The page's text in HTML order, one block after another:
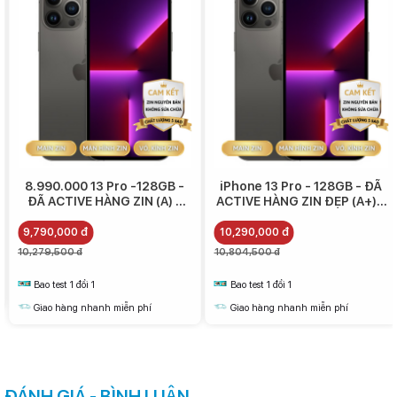
8.990.000 13 Pro -128GB -
ĐÃ ACTIVE HÀNG ZIN (A) -
9,790,000 đ
10,279,500 đ
Bao test 1 đổi 1
Giao hàng nhanh miễn phí
iPhone 13 Pro - 128GB - ĐÃ
ACTIVE HÀNG ZIN ĐẸP (A+) -
10,290,000 đ
10,804,500 đ
Bao test 1 đổi 1
Giao hàng nhanh miễn phí